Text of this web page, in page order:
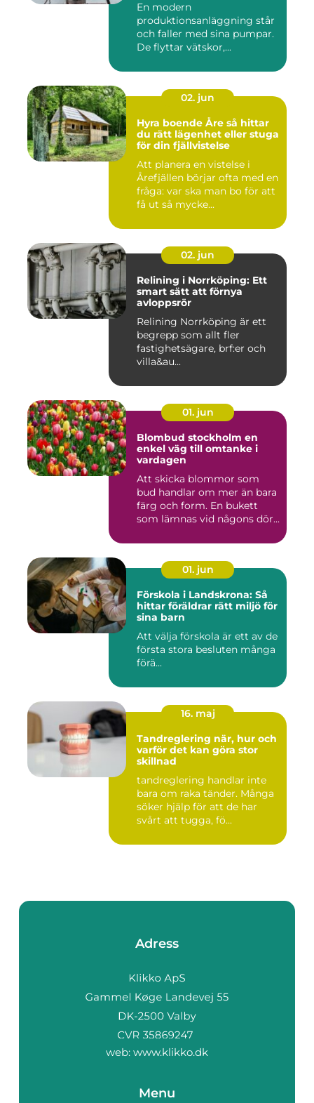
En modern
produktionsanläggning står
och faller med sina pumpar.
De flyttar vätskor,...
02. jun
Hyra boende Åre så hittar
du rätt lägenhet eller stuga
för din fjällvistelse
Att planera en vistelse i
Årefjällen börjar ofta med en
fråga: var ska man bo för att
få ut så mycke...
02. jun
Relining i Norrköping: Ett
smart sätt att förnya
avloppsrör
Relining Norrköping är ett
begrepp som allt fler
fastighetsägare, brf:er och
villa&au...
01. jun
Blombud stockholm en
enkel väg till omtanke i
vardagen
Att skicka blommor som
bud handlar om mer än bara
färg och form. En bukett
som lämnas vid någons dör...
01. jun
Förskola i Landskrona: Så
hittar föräldrar rätt miljö för
sina barn
Att välja förskola är ett av de
första stora besluten många
förä...
16. maj
Tandreglering när, hur och
varför det kan göra stor
skillnad
tandreglering handlar inte
bara om raka tänder. Många
söker hjälp för att de har
svårt att tugga, fö...
Adress
web: www.klikko.dk
Menu